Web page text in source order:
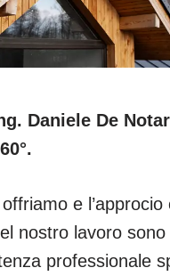
Daniele De
e l’approcio
nostro lavoro sono
professionale